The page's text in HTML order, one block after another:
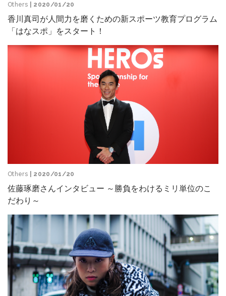
Others | 2020/01/20
香川真司が人間力を磨くための新スポーツ教育プログラム
「はなスポ」をスタート！
Others | 2020/01/20
佐藤琢磨さんインタビュー ～勝負をわけるミリ単位のこ
だわり～